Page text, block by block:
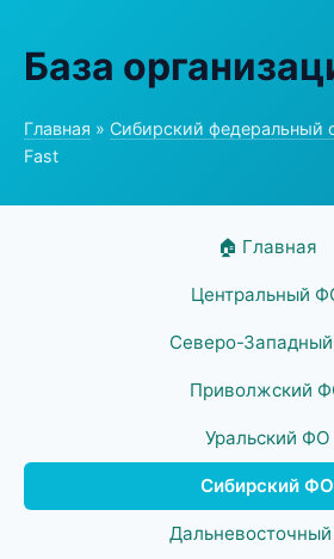
База
Главная » Сибирский федеральный
Fast
🏠 Главная
Центральный
Северо-
Приволжский
Уральский ФО
Сибирский ФО